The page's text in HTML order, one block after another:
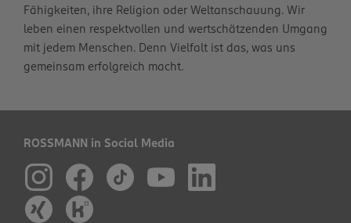
Fähigkeiten, ihre Religion oder Weltanschauung. Wir
leben einen respektvollen und wertschätzenden Umgang
mit jedem Menschen. Denn Vielfalt ist das, was uns
gemeinsam erfolgreich macht.
ROSSMANN in Social Media